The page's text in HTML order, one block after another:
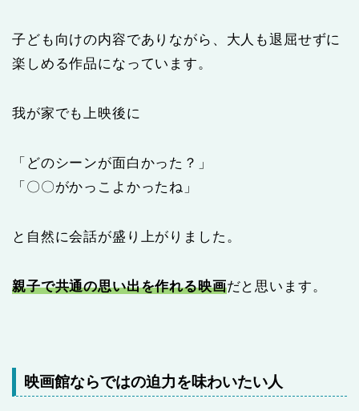
子ども向けの内容でありながら、大人も退屈せずに
楽しめる作品になっています。
我が家でも上映後に
「どのシーンが面白かった？」
「〇〇がかっこよかったね」
と自然に会話が盛り上がりました。
親子で共通の思い出を作れる映画だと思います。
映画館ならではの迫力を味わいたい人